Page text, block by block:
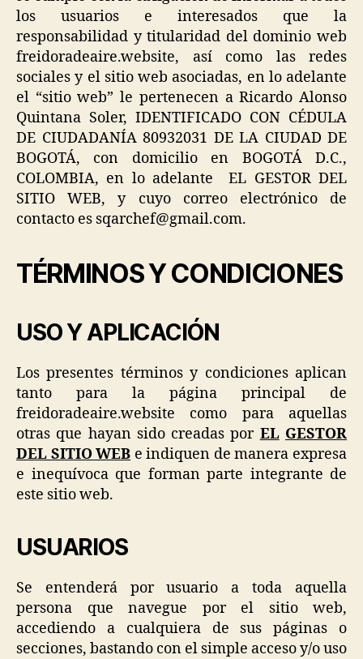
los usuarios e interesados que la
responsabilidad y titularidad del dominio web
freidoradeaire.website, así como las redes
sociales y el sitio web asociadas, en lo adelante
el “sitio web” le pertenecen a Ricardo Alonso
Quintana Soler, IDENTIFICADO CON CÉDULA
DE CIUDADANÍA 80932031 DE LA CIUDAD DE
BOGOTÁ, con domicilio en BOGOTÁ D.C.,
COLOMBIA, en lo adelante EL GESTOR DEL
SITIO WEB, y cuyo correo electrónico de
contacto es sqarchef@gmail.com.
TÉRMINOS Y CONDICIONES
USO Y APLICACIÓN
Los presentes términos y condiciones aplican
tanto para la página principal de
freidoradeaire.website como para aquellas
otras que hayan sido creadas por EL GESTOR
DEL SITIO WEB e indiquen de manera expresa
e inequívoca que forman parte integrante de
este sitio web.
USUARIOS
Se entenderá por usuario a toda aquella
persona que navegue por el sitio web,
accediendo a cualquiera de sus páginas o
secciones, bastando con el simple acceso y/o uso